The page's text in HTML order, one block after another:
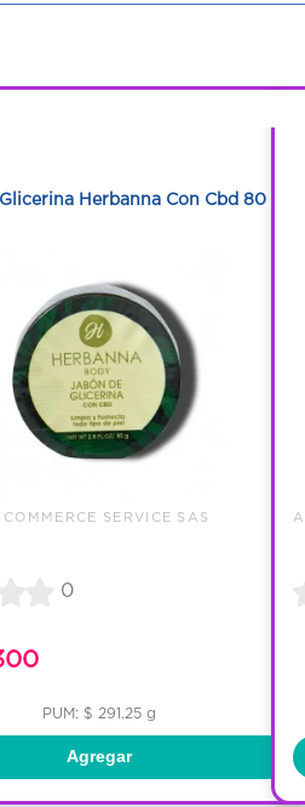
Herbanna Con Cbd 80 G
SERVICE SAS
0
PUM: $ 291.25 g
Agregar